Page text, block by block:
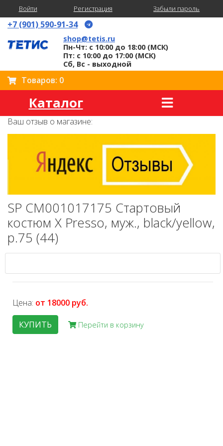
Войти Регистрация Забыли пароль
+7 (901) 590-91-34
shop@tetis.ru
Пн-Чт: с 10:00 до 18:00 (МСК)
Пт: с 10:00 до 17:00 (МСК)
Сб, Вс - выходной
Товаров: 0
Каталог
Ваш отзыв о магазине:
SP CM001017175 Стартовый
костюм X Presso, муж., black/yellow,
р.75 (44)
Цена: от 18000 руб.
КУПИТЬ
Перейти в корзину